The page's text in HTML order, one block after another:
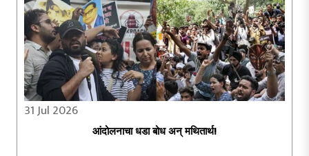
31 Jul 2026
आंदोलनाचा धडा बोध अन् मथितार्थ!